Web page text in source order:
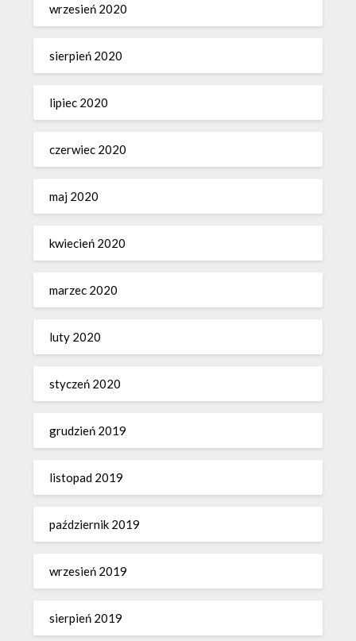
wrzesień 2020
sierpień 2020
lipiec 2020
czerwiec 2020
maj 2020
kwiecień 2020
marzec 2020
luty 2020
styczeń 2020
grudzień 2019
listopad 2019
październik 2019
wrzesień 2019
sierpień 2019